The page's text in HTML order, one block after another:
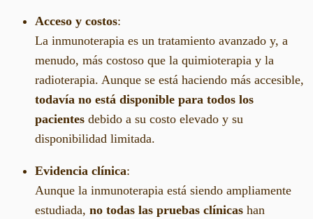
Acceso y costos:
La inmunoterapia es un tratamiento avanzado y, a
menudo, más costoso que la quimioterapia y la
radioterapia. Aunque se está haciendo más accesible,
todavía no está disponible para todos los
pacientes debido a su costo elevado y su
disponibilidad limitada.
Evidencia clínica:
Aunque la inmunoterapia está siendo ampliamente
estudiada, no todas las pruebas clínicas han